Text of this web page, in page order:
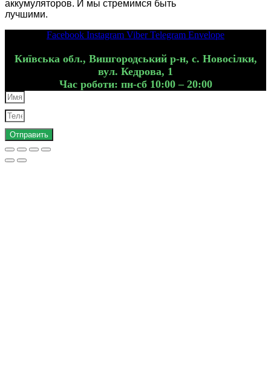
аккумуляторов. И мы стремимся быть
лучшими.
Facebook Instagram Viber Telegram Envelope
Київська обл., Вишгородський р-н, с. Новосілки,
вул. Кедрова, 1
Час роботи: пн-сб 10:00 – 20:00
Отправить